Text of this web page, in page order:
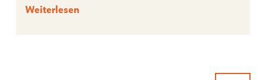
Weiterlesen